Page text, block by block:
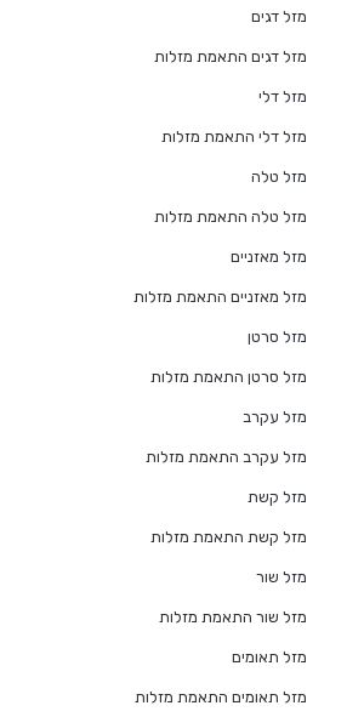
מזל דגים
מזל דגים התאמת מזלות
מזל דלי
מזל דלי התאמת מזלות
מזל טלה
מזל טלה התאמת מזלות
מזל מאזניים
מזל מאזניים התאמת מזלות
מזל סרטן
מזל סרטן התאמת מזלות
מזל עקרב
מזל עקרב התאמת מזלות
מזל קשת
מזל קשת התאמת מזלות
מזל שור
מזל שור התאמת מזלות
מזל תאומים
מזל תאומים התאמת מזלות